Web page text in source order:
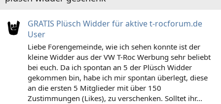
GRATIS Plüsch Widder für aktive t-rocforum.de
User
Liebe Forengemeinde, wie ich sehen konnte ist der
kleine Widder aus der VW T-Roc Werbung sehr beliebt
bei euch. Da ich spontan an 5 der Plüsch Widder
gekommen bin, habe ich mir spontan überlegt, diese
an die ersten 5 Mitglieder mit über 150
Zustimmungen (Likes), zu verschenken. Solltet ihr...